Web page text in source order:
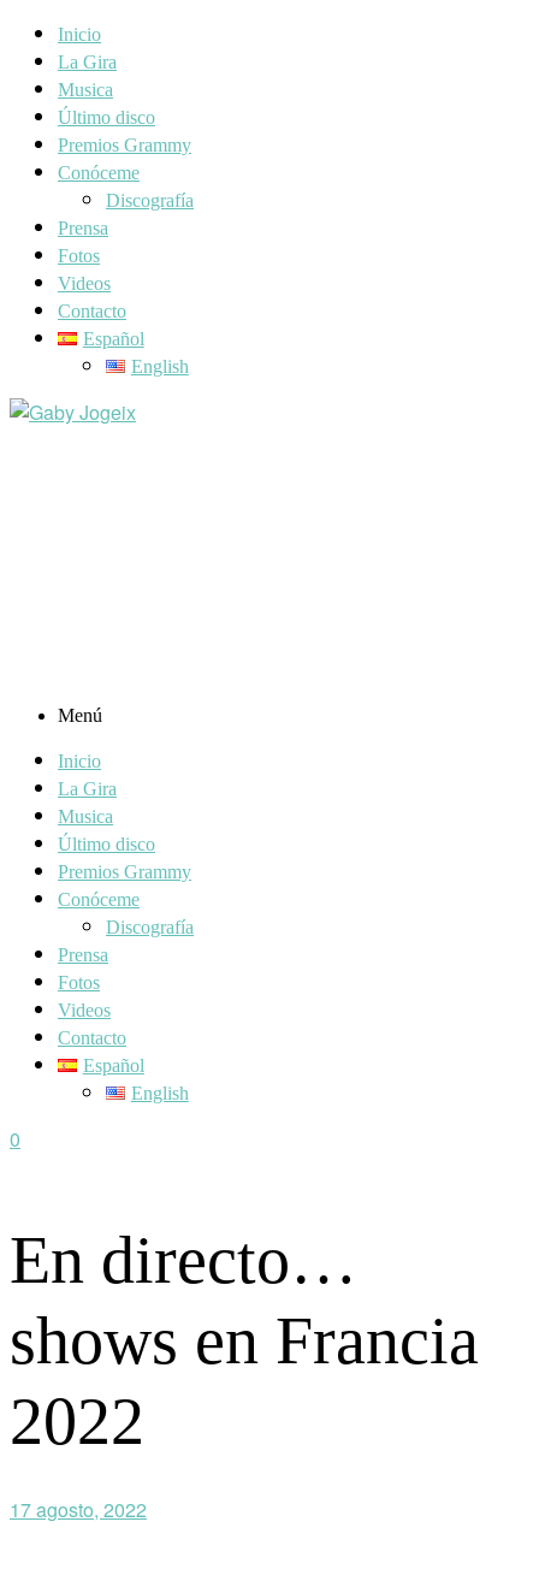
Inicio
La Gira
Musica
Último disco
Premios Grammy
Conóceme
Discografía
Prensa
Fotos
Videos
Contacto
Español
English
Menú
Inicio
La Gira
Musica
Último disco
Premios Grammy
Conóceme
Discografía
Prensa
Fotos
Videos
Contacto
Español
English
0
En directo…
shows en Francia
2022
17 agosto, 2022